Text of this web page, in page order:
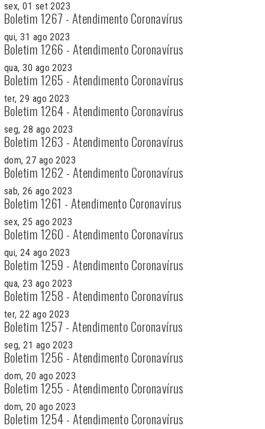
sex, 01 set 2023
Boletim 1267 - Atendimento Coronavírus
qui, 31 ago 2023
Boletim 1266 - Atendimento Coronavírus
qua, 30 ago 2023
Boletim 1265 - Atendimento Coronavírus
ter, 29 ago 2023
Boletim 1264 - Atendimento Coronavírus
seg, 28 ago 2023
Boletim 1263 - Atendimento Coronavírus
dom, 27 ago 2023
Boletim 1262 - Atendimento Coronavírus
sab, 26 ago 2023
Boletim 1261 - Atendimento Coronavírus
sex, 25 ago 2023
Boletim 1260 - Atendimento Coronavírus
qui, 24 ago 2023
Boletim 1259 - Atendimento Coronavírus
qua, 23 ago 2023
Boletim 1258 - Atendimento Coronavírus
ter, 22 ago 2023
Boletim 1257 - Atendimento Coronavírus
seg, 21 ago 2023
Boletim 1256 - Atendimento Coronavírus
dom, 20 ago 2023
Boletim 1255 - Atendimento Coronavírus
dom, 20 ago 2023
Boletim 1254 - Atendimento Coronavírus